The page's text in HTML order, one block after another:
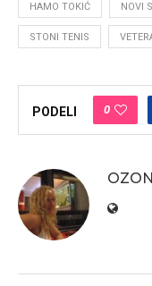
HAMO TOKIĆ NOVI
STONI TENIS
PODELI 0
OZON